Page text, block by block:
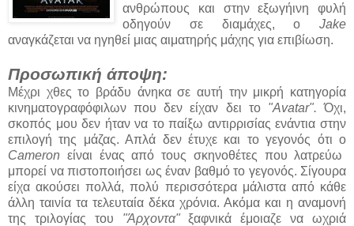
ανθρώπους και στην εξωγήινη φυλή
οδηγούν σε διαμάχες, ο Jake
αναγκάζεται να ηγηθεί μιας αιματηρής μάχης για επιβίωση.
Προσωπική άποψη:
Μέχρι χθες το βράδυ άνηκα σε αυτή την μικρή κατηγορία
κινηματογραφόφιλων που δεν είχαν δει το"Avatar". Όχι,
σκοπός μου δεν ήταν να το παίξω αντιρρισίας ενάντια στην
επιλογή της μάζας. Απλά δεν έτυχε και το γεγονός ότι ο
Cameron είναι ένας από τους σκηνοθέτες που λατρεύω
μπορεί να πιστοποιήσει ως έναν βαθμό το γεγονός. Σίγουρα
είχα ακούσει πολλά, πολύ περισσότερα μάλιστα από κάθε
άλλη ταινία τα τελευταία δέκα χρόνια. Ακόμα και η αναμονή
της τριλογίας του "Άρχοντα"ξαφνικά έμοιαζε να ωχριά